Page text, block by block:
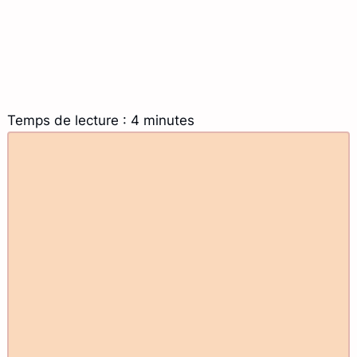
Temps de lecture : 4 minutes